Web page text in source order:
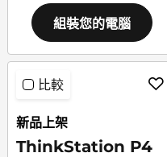
組裝您的電腦
比較
新品上架
ThinkStation P4